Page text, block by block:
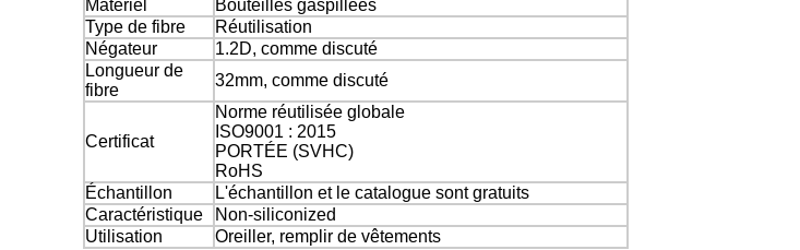
Matériel
Bouteilles gaspillées
Type de fibre
Réutilisation
Négateur
1.2D, comme discuté
Longueur de
fibre
32mm, comme discuté
Certificat
Norme réutilisée globale
ISO9001 : 2015
PORTÉE (SVHC)
RoHS
Échantillon
L'échantillon et le catalogue sont gratuits
Caractéristique
Non-siliconized
Utilisation
Oreiller, remplir de vêtements